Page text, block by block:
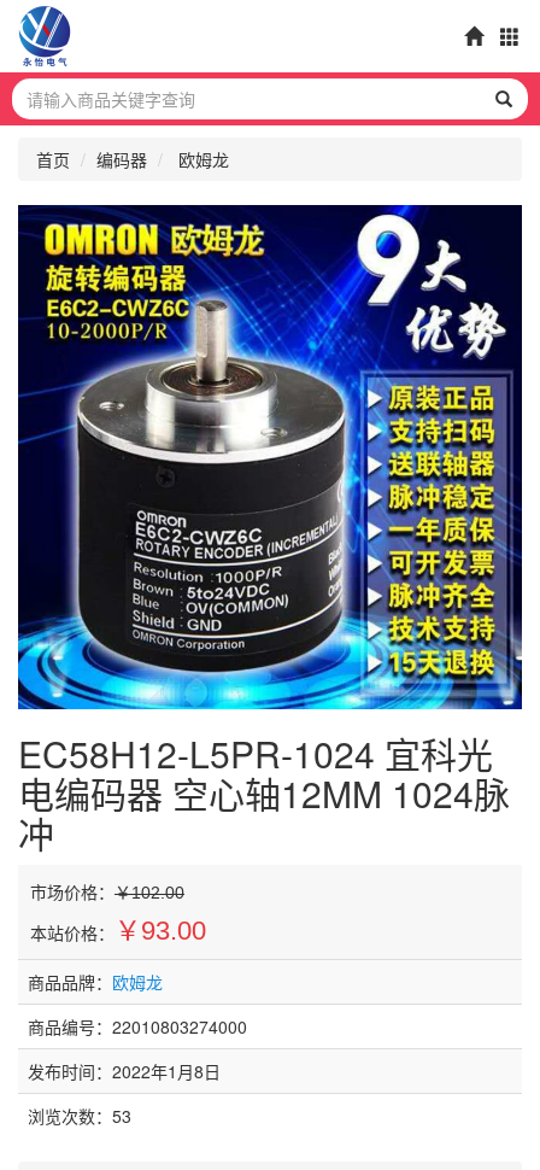
首页 编码器 欧姆龙
EC58H12-L5PR-1024 宜科光
电编码器 空心轴12MM 1024脉
冲
市场价格： ￥102.00
本站价格： ￥93.00
商品品牌： 欧姆龙
商品编号：22010803274000
发布时间：2022年1月8日
浏览次数： 53